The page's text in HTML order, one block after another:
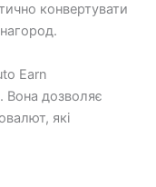
конвертувати
Earn
Вона дозволяє
які